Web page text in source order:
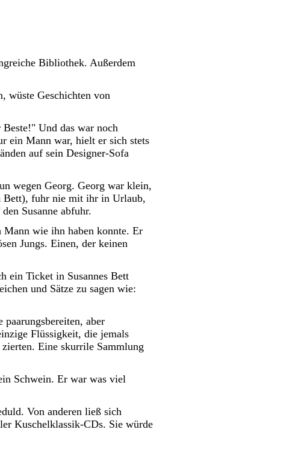
Bibliothek. Außerdem
wüste Geschichten von
Und das war noch
ein Mann war, hielt er sich stets
auf sein Designer-Sofa
wegen Georg. Georg war klein,
Bett), fuhr nie mit ihr in Urlaub,
Susanne abfuhr.
Mann wie ihn haben konnte. Er
Jungs. Einen, der keinen
ein Ticket in Susannes Bett
und Sätze zu sagen wie:
aber
Flüssigkeit, die jemals
Eine skurrile Sammlung
Schwein. Er war was viel
Von anderen ließ sich
Kuschelklassik-CDs. Sie würde